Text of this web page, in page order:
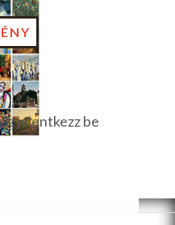
jelentkezz be